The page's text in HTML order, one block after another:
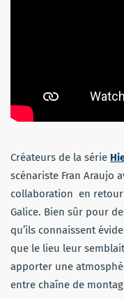
Créateurs de la série
scénariste Fran Araujo
collaboration en
Galice. Bien sûr pour
qu’ils connaissent
que le lieu leur
apporter une
entre chaîne de